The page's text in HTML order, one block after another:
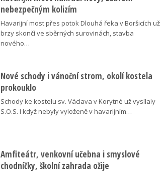
nebezpečným kolizím
Havarijní most přes potok Dlouhá řeka v Boršicích už
brzy skončí ve sběrných surovinách, stavba
nového…
Nové schody i vánoční strom, okolí kostela
prokouklo
Schody ke kostelu sv. Václava v Korytné už vysílaly
S.O.S. I když nebyly vyloženě v havarijním…
Amfiteátr, venkovní učebna i smyslové
chodníčky, školní zahrada ožije